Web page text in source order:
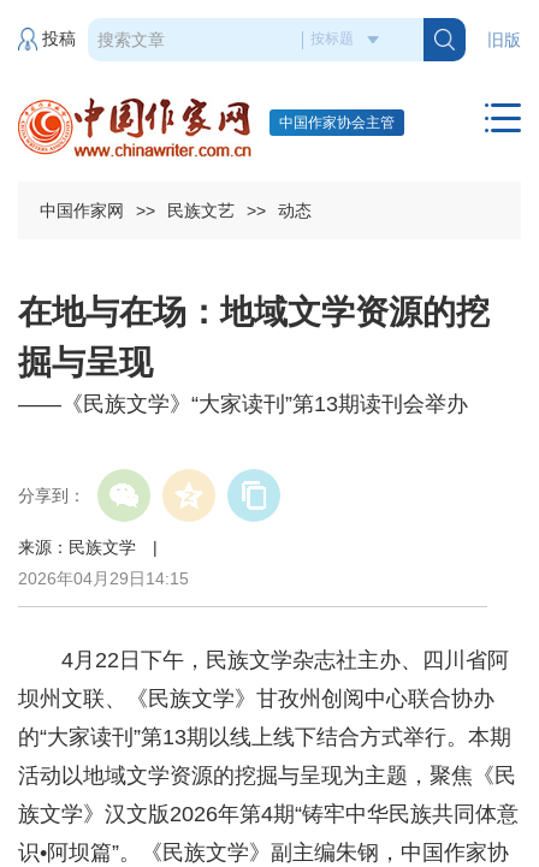
旧版
投稿
中国作家协会主管
中国作家网 >> 民族文艺 >> 动态
在地与在场：地域文学资源的挖
掘与呈现
——《民族文学》“大家读刊”第13期读刊会举办
分享到：
来源：民族文学 |
2026年04月29日14:15
4月22日下午，民族文学杂志社主办、四川省阿
坝州文联、《民族文学》甘孜州创阅中心联合协办
的“大家读刊”第13期以线上线下结合方式举行。本期
活动以地域文学资源的挖掘与呈现为主题，聚焦《民
族文学》汉文版2026年第4期“铸牢中华民族共同体意
识•阿坝篇”。《民族文学》副主编朱钢，中国作家协